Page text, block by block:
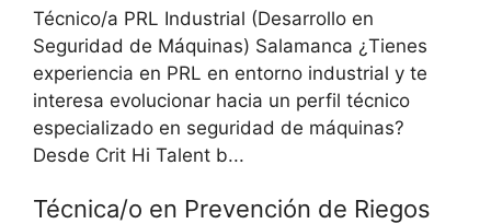
Técnico/a PRL Industrial (Desarrollo en
Seguridad de Máquinas) Salamanca ¿Tienes
experiencia en PRL en entorno industrial y te
interesa evolucionar hacia un perfil técnico
especializado en seguridad de máquinas?
Desde Crit Hi Talent b...
Técnica/o en Prevención de Riegos